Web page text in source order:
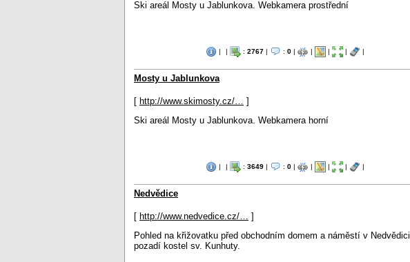
Ski areál Mosty u Jablunkova. Webkamera prostřední
| | : 2767| : 0| | | | |
Mosty u Jablunkova
[ http://www.skimosty.cz/…
]
Ski areál Mosty u Jablunkova. Webkamera horní
| | : 3649| : 0| | | | |
Nedvědice
[ http://www.nedvedice.cz/…
]
Pohled na křižovatku před obchodním domem a náměstí v
pozadí kostel sv. Kunhuty.